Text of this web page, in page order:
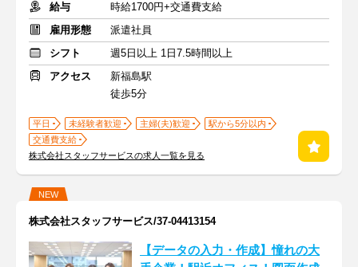
給与
時給1700円+交通費支給
雇用形態
派遣社員
シフト
週5日以上 1日7.5時間以上
アクセス
新福島駅
徒歩5分
平日 未経験者歓迎 主婦(夫)歓迎
駅から5分以内
交通費支給
株式会社スタッフサービスの求人一覧を見る
NEW
株式会社スタッフサービス/37-04413154
【データの入力・作成】憧れの大